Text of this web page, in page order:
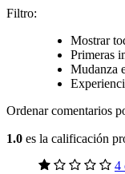
Filtro:
Mostrar
Primeras
Mudanza
Ordenar comentarios
1.0 es la calificación
4